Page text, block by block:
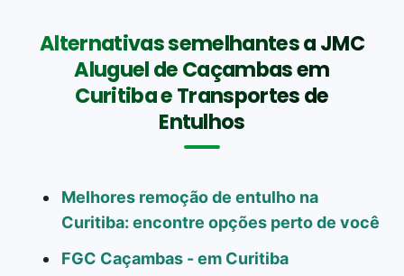
Alternativas semelhantes a JMC
Aluguel de Caçambas em
Curitiba e Transportes de
Entulhos
Melhores remoção de entulho na
Curitiba: encontre opções perto de você
FGC Caçambas - em Curitiba